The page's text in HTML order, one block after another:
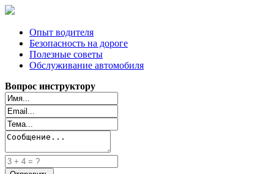
Опыт водителя
Безопасность на дороге
Полезные советы
Обслуживание автомобиля
Вопрос инструктору